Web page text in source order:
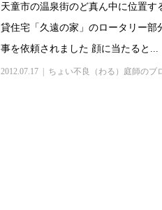
天童市の温泉街のど真ん中に位置す
貸住宅「久遠の家」のロータリー部
事を依頼されました 顔に当たると...
2012.07.17 ちょい不良（わる）庭師のブ